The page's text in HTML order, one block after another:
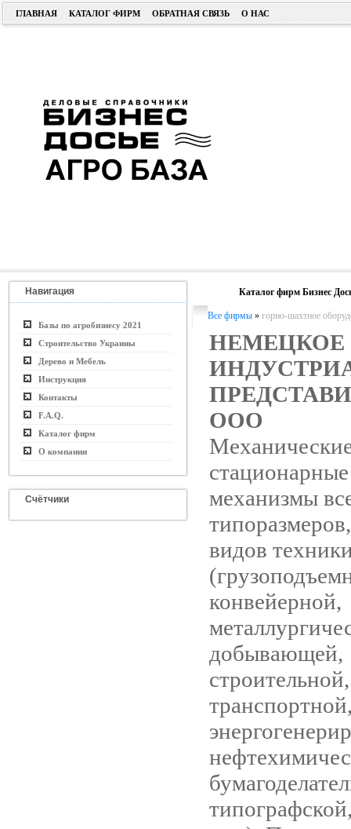
ГЛАВНАЯ КАТАЛОГ ФИРМ ОБРАТНАЯ СВЯЗЬ О НАС
Навигация
Базы по агробизнесу 2021
Строительство Украины
Дерево и Мебель
Инструкция
Контакты
F.A.Q.
Каталог фирм
О компании
Счётчики
Каталог фирм Бизнес
Все фирмы » горно-шахтное
НЕМЕЦКОЕ
ООО
механизмы
видов
конвейерной,
добывающей,
строительной,